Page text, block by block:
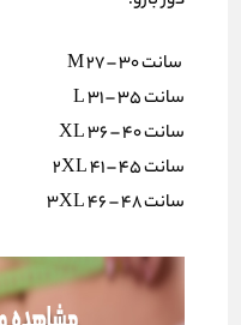
سانت M 27 – 30
سانت L 31 – 35
سانت XL 36 – 40
سانت 2XL 41 – 45
سانت 3XL 46 – 48